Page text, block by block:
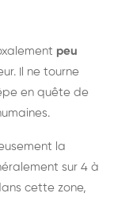
peu
Il ne tourne
en quête de
la
sur 4 à
cette zone,